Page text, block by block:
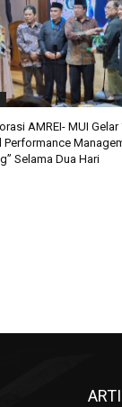
AMREI- MUI Gelar
Performance
Selama Dua Hari